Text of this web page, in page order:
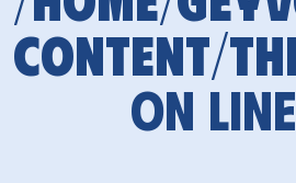
content/
on line